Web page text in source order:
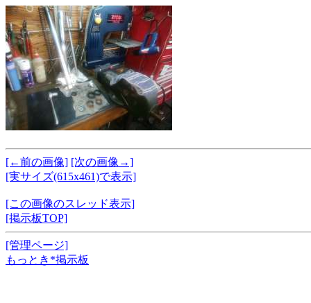
[←前の画像] [次の画像→]
[実サイズ(615x461)で表示]
[この画像のスレッド表示]
[掲示板TOP]
[管理ページ]
もっとき*掲示板